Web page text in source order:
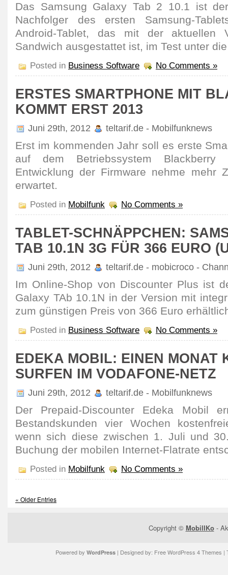
Das Samsung Galaxy Tab 2 10.1 ist
Nachfolger des ersten Samsung-
Android-Tablet, das mit der aktuellen
Sandwich ausgestattet ist, im Test unter
Posted in Business Software No Comments »
ERSTES SMARTPHONE MIT
KOMMT ERST 2013
Juni 29th, 2012 teltarif.de - Mobilfunknews
Erst im kommenden Jahr soll es erste
auf dem Betriebssystem
Entwicklung der Firmware nehme mehr
erwartet.
Posted in Mobilfunk No Comments »
TABLET-SCHNÄPPCHEN:
TAB 10.1N 3G FÜR 366 EURO
Juni 29th, 2012 teltarif.de - mobicroco -
Im Online-Shop von Discounter Plus ist
Galaxy TAb 10.1N in der Version mit
zum günstigen Preis von 366 Euro
Posted in Business Software No Comments »
EDEKA MOBIL: EINEN MONAT
SURFEN IM VODAFONE-NETZ
Juni 29th, 2012 teltarif.de - Mobilfunknews
Der Prepaid-Discounter Edeka Mobil
Bestandskunden vier Wochen
wenn sich diese zwischen 1. Juli und
Buchung der mobilen Internet-Flatrate
Posted in Mobilfunk No Comments »
« Older Entries
Copyright © MobilIKo-
Powered by WordPress| Designed by: Free WordPress 4 Themes |